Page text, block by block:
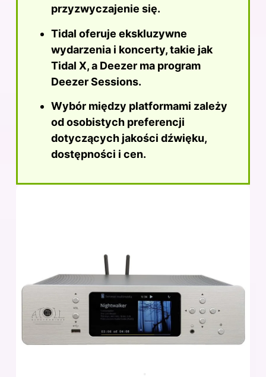
przyzwyczajenie się.
Tidal oferuje ekskluzywne
wydarzenia i koncerty, takie jak
Tidal X, a Deezer ma program
Deezer Sessions.
Wybór między platformami zależy
od osobistych preferencji
dotyczących jakości dźwięku,
dostępności i cen.